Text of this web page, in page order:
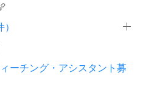
年度 他学部への転学部につ
事前相談締切】（夏公募開
公式クラウドファンディング
年度 後期 入学料免除・徴
を申請した方へ
年11月18日大分市佐賀関の大
災に係る災害救助法適用地
ーチング・アシスタント募